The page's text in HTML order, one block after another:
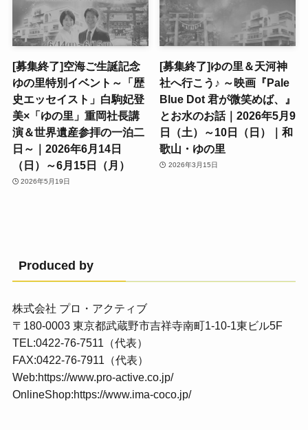
[募集終了]空海ご生誕記念
ゆの里特別イベント～「歴
史エッセイスト」白駒妃登
美×「ゆの里」重岡社長講
演＆世界遺産参拝の一泊二
日～｜2026年6月14日
（日）～6月15日（月）
2026年5月19日
[募集終了]ゆの里＆天河神
社へ行こう♪ ～映画『Pale
Blue Dot 君が微笑めば、』
とお水のお話｜2026年5月9
日（土）～10日（日）｜和
歌山・ゆの里
2026年3月15日
Produced by
株式会社 プロ・アクティブ
〒180-0003 東京都武蔵野市吉祥寺南町1-10-1東ビル5F
TEL:0422-76-7511（代表）
FAX:0422-76-7911（代表）
Web:https://www.pro-active.co.jp/
OnlineShop:https://www.ima-coco.jp/